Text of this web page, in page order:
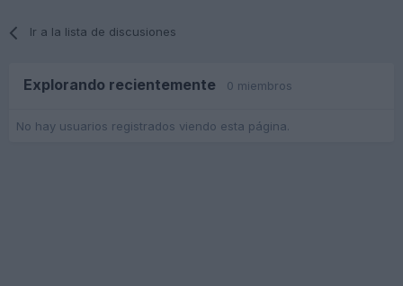
Ir a la lista de discusiones
Explorando recientemente 0 miembros
No hay usuarios registrados viendo esta página.